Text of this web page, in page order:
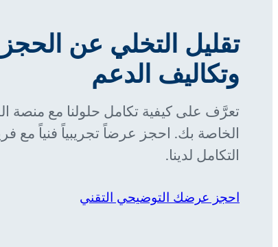
تقليل التخلي عن الحجز
وتكاليف الدعم
تعرَّف على كيفية تكامل حلولنا مع منصة
الخاصة بك. احجز عرضاً تجريبياً فنياً مع
التكامل لدينا.
احجز عرضك التوضيحي التقني